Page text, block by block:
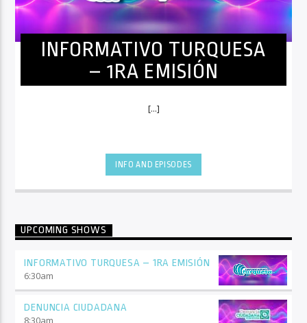
INFORMATIVO TURQUESA
– 1RA EMISIÓN
[...]
INFO AND EPISODES
UPCOMING SHOWS
INFORMATIVO TURQUESA – 1RA EMISIÓN
6:30am
DENUNCIA CIUDADANA
8:30am